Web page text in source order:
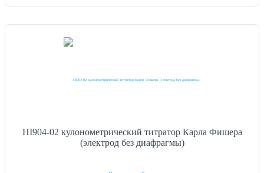
HI904-02 кулонометрический титратор Карла Фишера
(электрод без диафрагмы)